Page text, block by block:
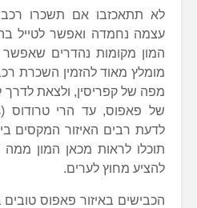
לא תתאכזבו אם תשכרו
עצמה נחמדה ואפשר לטייל
המון מקומות נהדרים
מומלץ מאוד להזמין השכרת
מפה של קפריסין, ולצאת לדרך
של פאפוס, עד הרי טרודוס (
לדעת רבים האיזור המקסים
תוכלו לראות מכאן המון
להציע מחוץ לערים.
הכבישים באיזור פאפוס טובים